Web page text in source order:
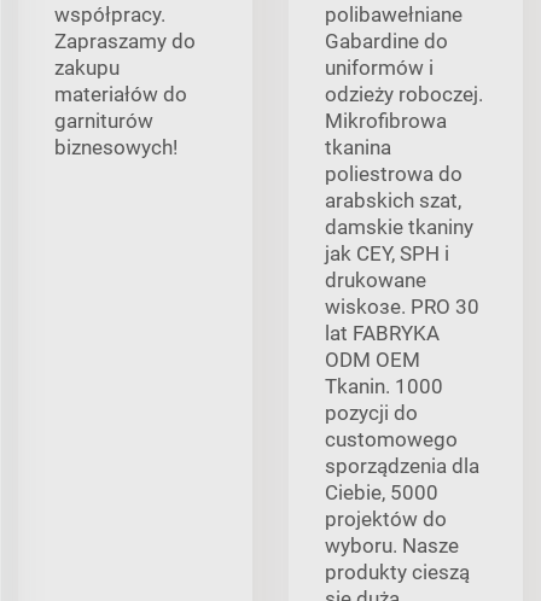
współpracy.
Zapraszamy do
zakupu
materiałów do
garniturów
biznesowych!
polibawełniane
Gabardine do
uniformów i
odzieży roboczej.
Mikrofibrowa
tkanina
poliestrowa do
arabskich szat,
damskie tkaniny
jak CEY, SPH i
drukowane
wiskозe. PRO 30
lat FABRYKA
ODM OEM
Tkanin. 1000
pozycji do
customowego
sporządzenia dla
Ciebie, 5000
projektów do
wyboru. Nasze
produkty cieszą